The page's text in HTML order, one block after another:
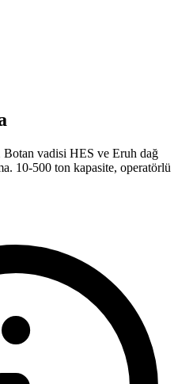
Botan vadisi HES ve Eruh dağ
10-500 ton kapasite, operatörlü